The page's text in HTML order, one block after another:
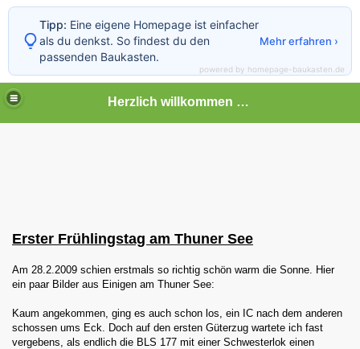
Herzlich willkommen auf meiner Bahnseite
Erster Frühlingstag am Thuner See
Am 28.2.2009 schien erstmals so richtig schön warm die Sonne. Hier
ein paar Bilder aus Einigen am Thuner See:
Kaum angekommen, ging es auch schon los, ein IC nach dem anderen
schossen ums Eck. Doch auf den ersten Güterzug wartete ich fast
vergebens, als endlich die BLS 177 mit einer Schwesterlok einen
Tipp: Eine eigene Homepage ist einfacher
als du denkst. So findest du den
passenden Baukasten.
Mehr erfahren ›
powered by homepage-baukasten.de